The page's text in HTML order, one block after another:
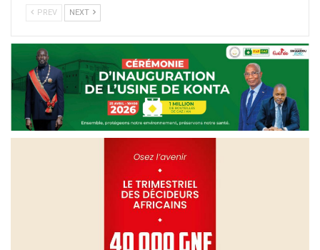
PREV NEXT